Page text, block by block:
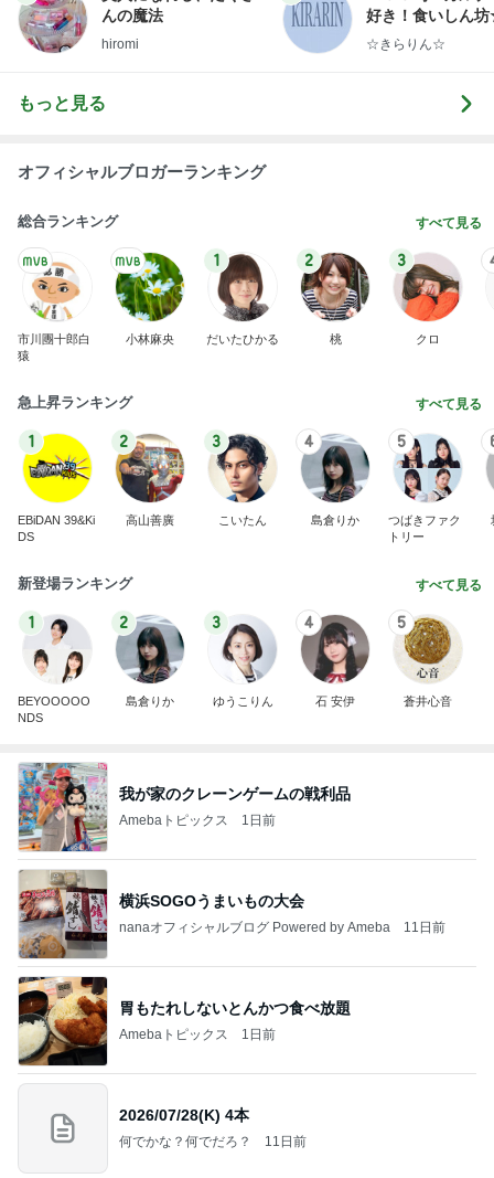
んの魔法
hiromi
好き！食いしん
らりん☆のブログ
☆きらりん☆
もっと見る
オフィシャルブロガーランキング
総合ランキング すべて見る
市川團十郎白
猿
小林麻央
1
だいたひかる
2
桃
3
クロ
急上昇ランキング すべて見る
1
EBiDAN 39&Ki
DS
2
高山善廣
3
こいたん
4
島倉りか
5
つばきファク
トリー
新登場ランキング すべて見る
1
BEYOOOOO
NDS
2
島倉りか
3
ゆうこりん
4
石 安伊
5
蒼井心音
我が家のクレーンゲームの戦利品
Amebaトピックス 1日前
横浜SOGOうまいもの大会
nanaオフィシャルブログ Powered by Ameba 11日前
胃もたれしないとんかつ食べ放題
Amebaトピックス 1日前
2026/07/28(K) 4本
何でかな？何でだろ？ 11日前